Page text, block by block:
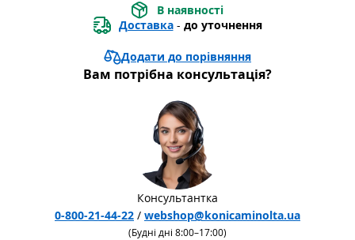
В наявності
Доставка - до уточнення
Додати до порівняння
Вам потрібна консультація?
Консультантка
0-800-21-44-22 / webshop@konicaminolta.ua
(Будні дні 8:00–17:00)